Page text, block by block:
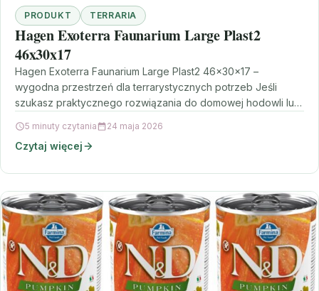
PRODUKT TERRARIA
Hagen Exoterra Faunarium Large Plast2
46x30x17
Hagen Exoterra Faunarium Large Plast2 46x30x17 –
wygodna przestrzeń dla terrarystycznych potrzeb Jeśli
szukasz praktycznego rozwiązania do domowej hodowli lub
5 minuty czytania 24 maja 2026
Czytaj więcej